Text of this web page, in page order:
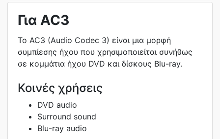
Για AC3
Το AC3 (Audio Codec 3) είναι μια μορφή
συμπίεσης ήχου που χρησιμοποιείται συνήθως
σε κομμάτια ήχου DVD και δίσκους Blu-ray.
Κοινές χρήσεις
DVD audio
Surround sound
Blu-ray audio